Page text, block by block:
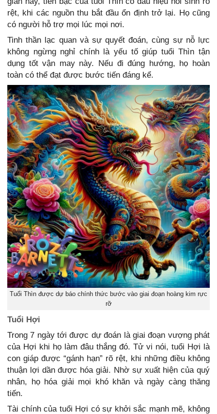
rệt, khi các nguồn thu bắt đầu ổn định trở lại. Họ cũng
có người hỗ trợ mọi lúc mọi nơi.
Tinh thần lạc quan và sự quyết đoán, cùng sự nỗ lực
không ngừng nghỉ chính là yếu tố giúp tuổi Thìn tận
dụng tốt vận may này. Nếu đi đúng hướng, họ hoàn
toàn có thể đạt được bước tiến đáng kể.
Tuổi Thìn được dự báo chính thức bước vào giai đoạn hoàng kim rực
rỡ
Tuổi Hợi
Trong 7 ngày tới được dự đoán là giai đoạn vượng phát
của Hợi khi họ làm đâu thắng đó. Tử vi nói, tuổi Hợi là
con giáp được “gánh hạn” rõ rệt, khi những điều không
thuận lợi dần được hóa giải. Nhờ sự xuất hiện của quý
nhân, họ hóa giải mọi khó khăn và ngày càng thăng
tiến.
Tài chính của tuổi Hợi có sự khởi sắc mạnh mẽ, không